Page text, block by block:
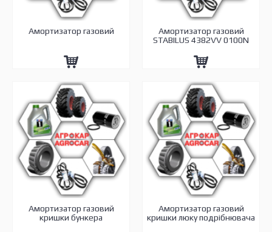
Амортизатор газовий
Амортизатор газовий
STABILUS 4382VV 0100N
Амортизатор газовий
кришки бункера
Амортизатор газовий
кришки люку подрібнювача